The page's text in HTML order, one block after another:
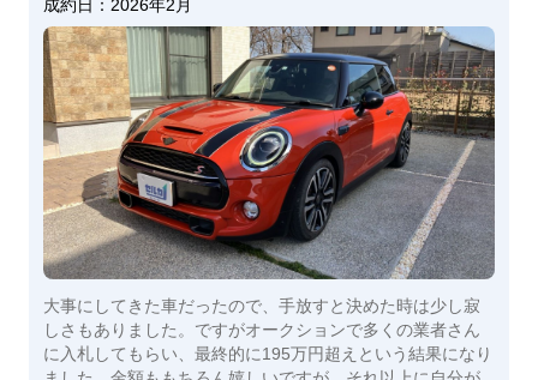
成約日： 2026年2月
大事にしてきた車だったので、手放すと決めた時は少し寂
しさもありました。ですがオークションで多くの業者さん
に入札してもらい、最終的に195万円超えという結果になり